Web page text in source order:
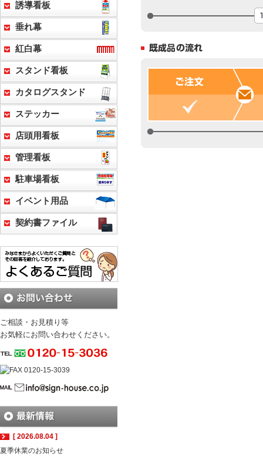
誘導看板
垂れ幕
紅白幕
スタンド看板
カタログスタンド
ステッカー
店頭用看板
管理看板
駐車場看板
イベント用品
契約書ファイル
ご相談・お見積り等
お気軽にお問い合わせください。
[ 2026.08.04 ]
夏季休業のお知らせ